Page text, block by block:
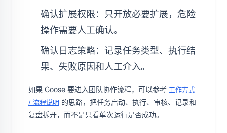
确认扩展权限：只开放必要扩展，危险
操作需要人工确认。
确认日志策略：记录任务类型、执行结
果、失败原因和人工介入。
如果 Goose 要进入团队协作流程，可以参考 工作方式
/ 流程说明 的思路，把任务启动、执行、审核、记录和
复盘拆开，而不是只看单次运行是否成功。